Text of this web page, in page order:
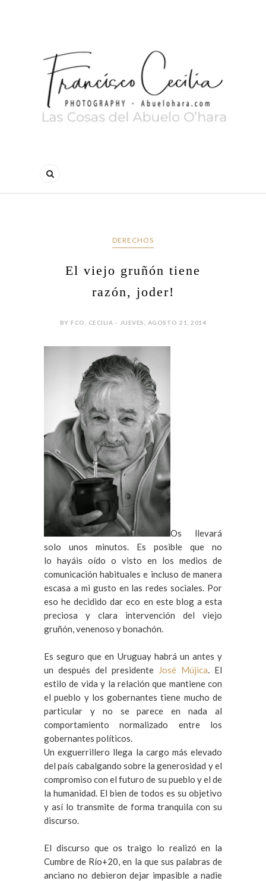
DERECHOS
El viejo gruñón tiene
razón, joder!
BY FCO. CECILIA - JUEVES, AGOSTO 21, 2014
Os llevará
solo unos minutos. Es posible que no
lo hayáis oído o visto en los medios de
comunicación habituales e incluso de manera
escasa a mi gusto en las redes sociales. Por
eso he decidido dar eco en este blog a esta
preciosa y clara intervención del viejo
gruñón, venenoso y bonachón.
Es seguro que en Uruguay habrá un antes y
un después del presidente José Mújica. El
estilo de vida y la relación que mantiene con
el pueblo y los gobernantes tiene mucho de
particular y no se parece en nada al
comportamiento normalizado entre los
gobernantes políticos.
Un exguerrillero llega la cargo más elevado
del país cabalgando sobre la generosidad y el
compromiso con el futuro de su pueblo y el de
la humanidad. El bien de todos es su objetivo
y así lo transmite de forma tranquila con su
discurso.
El discurso que os traigo lo realizó en la
Cumbre de Río+20, en la que sus palabras de
anciano no debieron dejar impasible a nadie